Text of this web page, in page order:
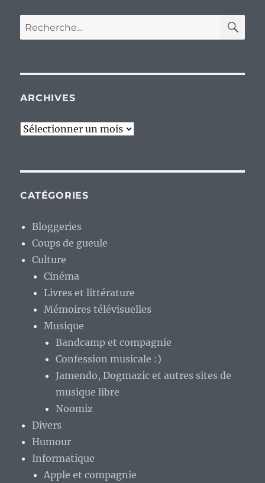
Recherche
pour :
ARCHIVES
Archives
CATÉGORIES
Bloggeries
Coups de gueule
Culture
Cinéma
Livres et littérature
Mémoires télévisuelles
Musique
Bandcamp et compagnie
Confession musicale :)
Jamendo, Dogmazic et autres sites de
musique libre
Noomiz
Divers
Humour
Informatique
Apple et compagnie